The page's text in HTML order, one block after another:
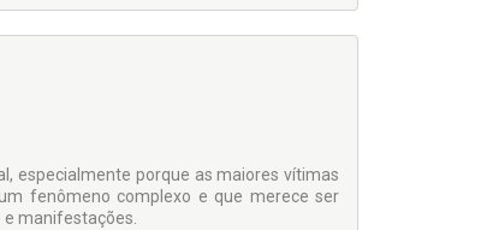
especialmente porque as maiores vítimas
fenômeno complexo e que merece ser
e manifestações.